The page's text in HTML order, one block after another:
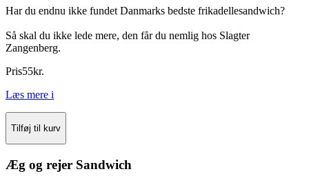
Har du endnu ikke fundet Danmarks bedste frikadellesandwich?
Så skal du ikke lede mere, den får du nemlig hos Slagter
Zangenberg.
Pris55kr.
Læs mere i
Tilføj til kurv
Æg og rejer Sandwich